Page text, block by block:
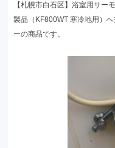
【札幌市白石区】浴室用サー
製品（KF800WT 寒冷地用）
ーの商品です。